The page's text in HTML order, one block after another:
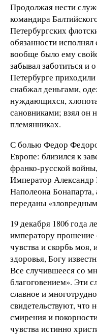
Продолжая нести
командира
Петербургских
обязанности
вообще было ему
забывал заботиться и
Петербурге
снабжал деньгами,
нуждающихся,
сановниками; взял он
племянниках.
С болью Федор
Европе: близился к
франко-русской
Император Александр
Наполеона Бонапарта,
переданы
19 декабря 1806 года
императору
чувства и скорбь моя,
здоровья, Богу
Все случившееся со
благоговением». Эти
славное и
свидетельствуют,
смирения и
чувства истинно